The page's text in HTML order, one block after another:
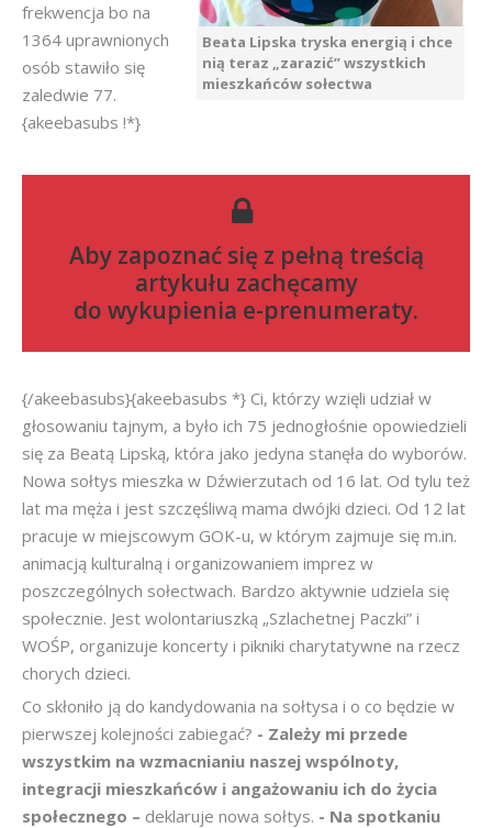
Beata Lipska tryska energią i chce
nią teraz „zarazić” wszystkich
mieszkańców sołectwa
frekwencja bo na
1364 uprawnionych
osób stawiło się
zaledwie 77.
{akeebasubs !*}
Aby zapoznać się z pełną treścią
artykułu zachęcamy
do wykupienia e-prenumeraty.
{/akeebasubs}{akeebasubs *} Ci, którzy wzięli udział w
głosowaniu tajnym, a było ich 75 jednogłośnie opowiedzieli
się za Beatą Lipską, która jako jedyna stanęła do wyborów.
Nowa sołtys mieszka w Dźwierzutach od 16 lat. Od tylu też
lat ma męża i jest szczęśliwą mama dwójki dzieci. Od 12 lat
pracuje w miejscowym GOK-u, w którym zajmuje się m.in.
animacją kulturalną i organizowaniem imprez w
poszczególnych sołectwach. Bardzo aktywnie udziela się
społecznie. Jest wolontariuszką „Szlachetnej Paczki” i
WOŚP, organizuje koncerty i pikniki charytatywne na rzecz
chorych dzieci.
Co skłoniło ją do kandydowania na sołtysa i o co będzie w
pierwszej kolejności zabiegać? - Zależy mi przede
wszystkim na wzmacnianiu naszej wspólnoty,
integracji mieszkańców i angażowaniu ich do życia
społecznego – deklaruje nowa sołtys. - Na spotkaniu